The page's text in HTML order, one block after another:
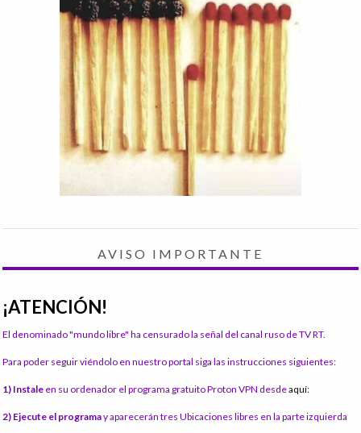
AVISO IMPORTANTE
¡ATENCIÓN!
El denominado "mundo libre" ha censurado la señal del canal ruso de TV RT.
Para poder seguir viéndolo en nuestro portal siga las instrucciones siguientes:
1) Instale en su ordenador el programa gratuito Proton VPN desdeaquí:
2) Ejecute el programay aparecerán tres Ubicaciones libres en la parte izquierda